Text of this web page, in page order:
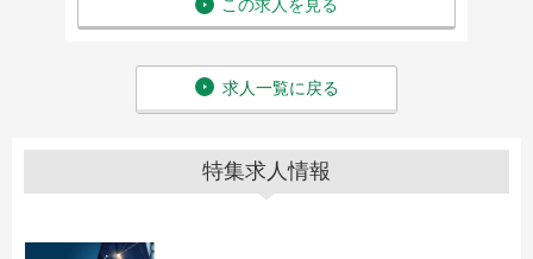
この求人を見る
求人一覧に戻る
特集求人情報